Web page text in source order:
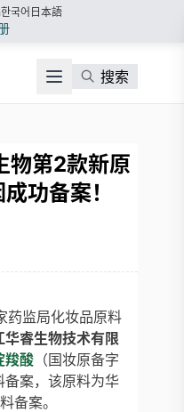
한국어 日本語
搜索
物第2款新原
功备案！
药监局化妆品原料
华睿生物技术有限
羧酸（国妆原备字
案，该原料为华
备案。